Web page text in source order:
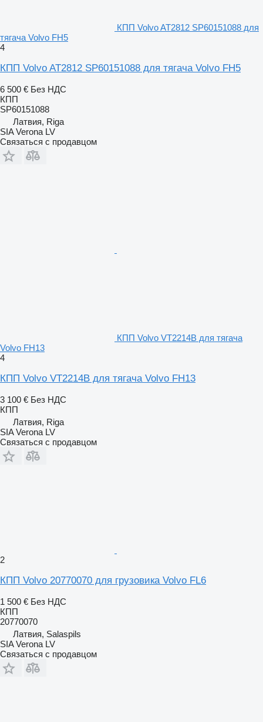
КПП Volvo AT2812 SP60151088 для
тягача Volvo FH5
4
КПП Volvo AT2812 SP60151088 для тягача Volvo FH5
6 500 € Без НДС
КПП
SP60151088
Латвия, Riga
SIA Verona LV
Связаться с продавцом
КПП Volvo VT2214B для тягача
Volvo FH13
4
КПП Volvo VT2214B для тягача Volvo FH13
3 100 € Без НДС
КПП
Латвия, Riga
SIA Verona LV
Связаться с продавцом
2
КПП Volvo 20770070 для грузовика Volvo FL6
1 500 € Без НДС
КПП
20770070
Латвия, Salaspils
SIA Verona LV
Связаться с продавцом